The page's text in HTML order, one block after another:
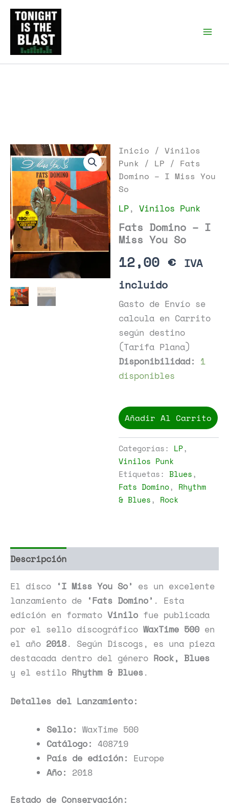
contenido
Inicio /Vinilos
Punk / LP / Fats
Domino – I Miss You
So
LP,Vinilos Punk
Fats Domino – I
Miss You So
12,00 € IVA
incluido
Gasto de Envío se
calcula en Carrito
según destino
(Tarifa Plana)
Disponibilidad: 1
disponibles
Domino
-
Miss
You
So
cantidad
Añadir Al Carrito
Categorías: LP,
Vinilos Punk
Etiquetas:Blues,
Fats Domino, Rhythm
& Blues, Rock
Descripción
El disco ‘I Miss You So’ es un excelente
lanzamiento de ‘Fats Domino’ . Esta
edición en formato Vinilo fue publicada
por el sello discográfico WaxTime 500 en
el año 2018. Según Discogs, es una pieza
destacada dentro del género Rock, Blues
y el estilo Rhythm & Blues.
Detalles del Lanzamiento:
Sello: WaxTime 500
Catálogo: 408719
País de edición: Europe
Año: 2018
Estado de Conservación: